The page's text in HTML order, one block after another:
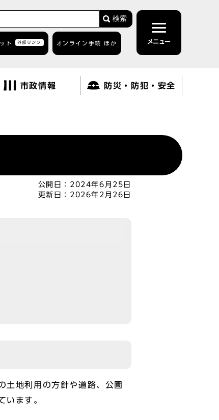
検索
ト 外部リンク オンライン手続 ほか メニュー
市政情報 防災・防犯・安全
公開日： 2024年6月25日
更新日： 2026年2月26日
土地利用の方針や道路、公園
います。